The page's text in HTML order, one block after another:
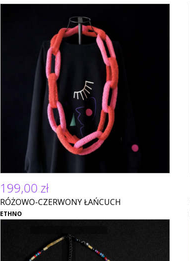
199,00 zł
RÓŻOWO-CZERWONY ŁAŃCUCH
ETHNO